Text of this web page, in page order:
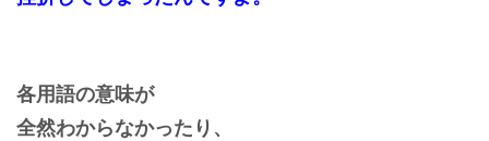
各用語の意味が
全然わからなかったり、